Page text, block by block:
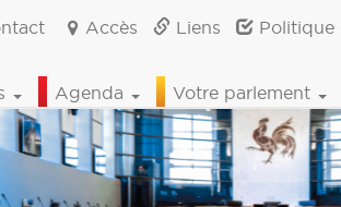
Accès Liens Politique
Agenda Votre parlement